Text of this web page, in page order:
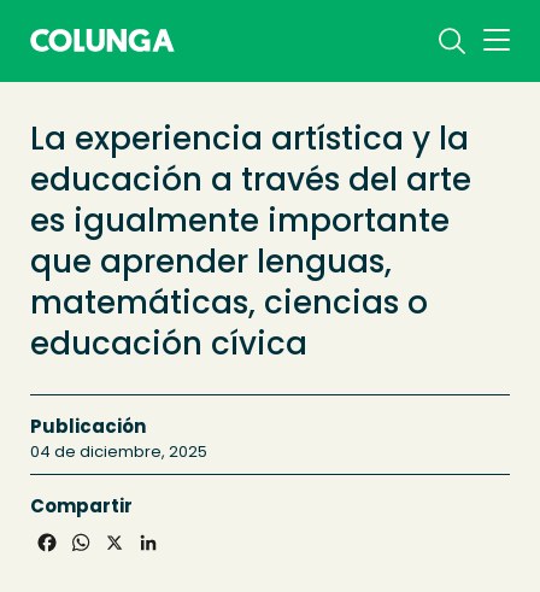
La experiencia artística y la
educación a través del arte
es igualmente importante
que aprender lenguas,
matemáticas, ciencias o
educación cívica
Publicación
04 de diciembre, 2025
Compartir
Facebook
WhatsApp